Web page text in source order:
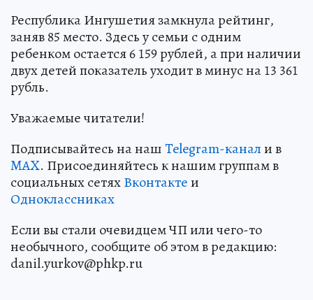
Республика Ингушетия замкнула рейтинг,
заняв 85 место. Здесь у семьи с одним
ребенком остается 6 159 рублей, а при наличии
двух детей показатель уходит в минус на 13 361
рубль.
Уважаемые читатели!
Подписывайтесь на нашTelegram-канали в
MAX. Присоединяйтесь к нашим группам в
социальных сетяхВконтактеи
Одноклассниках
Если вы стали очевидцем ЧП или чего-то
необычного, сообщите об этом в редакцию:
danil.yurkov@phkp.ru